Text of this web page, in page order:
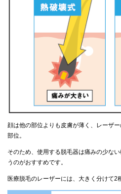
顔は他の部位よりも皮膚が薄く、レーザ
部位。
そのため、使用する脱毛器は痛みの少な
うのがおすすめです。
医療脱毛のレーザーには、大きく分けて2